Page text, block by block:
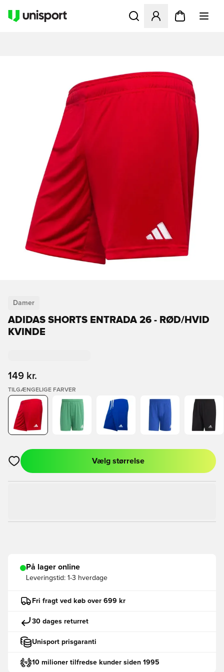
Åbner en Modal til at
Damer
ADIDAS SHORTS ENTRADA 26 - RØD/HVID
KVINDE
149 kr.
TILGÆNGELIGE FARVER
Åbner en Modal til at logge ind eller tilmelde dig som medlem
Vælg størrelse
På lager online
Leveringstid: 1-3 hverdage
Fri fragt ved køb over 699 kr
30 dages returret
Unisport prisgaranti
10 milioner tilfredse kunder siden 1995